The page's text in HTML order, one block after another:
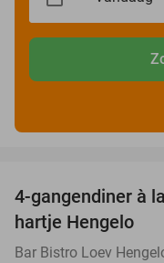
4-gangendiner à
hartje Hengelo
Bar Bistro Loev